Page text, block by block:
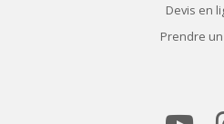
Devis en
Prendre un